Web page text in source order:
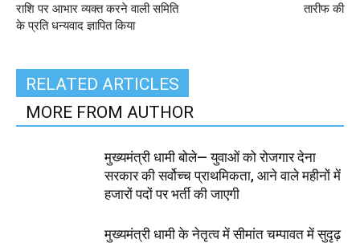
राशि पर आभार व्यक्त करने वाली समिति
के प्रति धन्यवाद ज्ञापित किया
तारीफ की
RELATED ARTICLES
MORE FROM AUTHOR
मुख्यमंत्री धामी बोले— युवाओं को रोजगार देना
सरकार की सर्वोच्च प्राथमिकता, आने वाले महीनों में
हजारों पदों पर भर्ती की जाएगी
मुख्यमंत्री धामी के नेतृत्व में सीमांत चम्पावत में सुदृढ़